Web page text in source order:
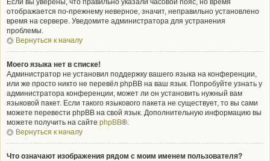
Если вы уверены, что правильно указали часовой пояс, но время
отображается по-прежнему неверное, значит, неправильно установлено
время на сервере. Уведомите администратора для устранения
проблемы.
Вернуться к началу
Моего языка нет в списке!
Администратор не установил поддержку вашего языка на конференции,
или же просто никто не перевёл phpBB на ваш язык. Попробуйте узнать у
администратора конференции, может ли он установить нужный вам
языковой пакет. Если такого языкового пакета не существует, то вы сами
можете перевести phpBB на свой язык. Дополнительную информацию вы
можете получить на сайте phpBB®.
Вернуться к началу
Что означают изображения рядом с моим именем пользователя?